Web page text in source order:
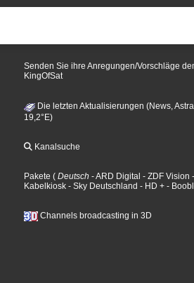
Senden Sie ihre Anregungen/Vorschläge
KingOfSat
Die letzten Aktualisierungen (News, Astra
19,2°E)
Kanalsuche
Pakete ( Deutsch - ARD Digital - ZDF Vision -
Kabelkiosk - Sky Deutschland - HD + -
Channels broadcasting in 3D